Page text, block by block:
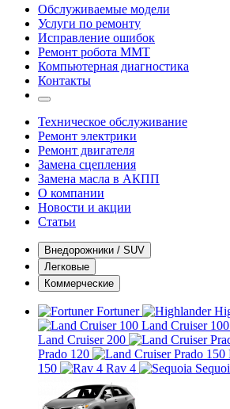
Обслуживаемые модели
Услуги по ремонту
Исправление ошибок
Ремонт робота MMT
Компьютерная диагностика
Контакты
Техническое обслуживание
Ремонт электрики
Ремонт двигателя
Замена сцепления
Замена масла в АКПП
О компании
Новости и акции
Статьи
Внедорожники / SUV
Легковые
Коммерческие
Fortuner
Land Cruiser 100
Land Cruiser 200
Prado 120
150
Rav 4